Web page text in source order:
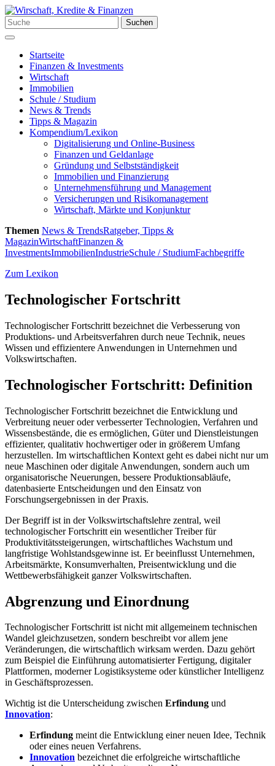
Zum
Inhalt
springen
Suchen
nach:
Suchen
Menü
Startseite
Finanzen & Investments
Wirtschaft
Immobilien
Schule / Studium
News & Trends
Tipps & Magazin
Kompendium/Lexikon
Digitalisierung und Online-Business
Finanzen und Geldanlage
Gründung und Selbstständigkeit
Immobilien und Finanzierung
Unternehmensführung und Management
Versicherungen und Risikomanagement
Wirtschaft, Märkte und Konjunktur
Themen News & TrendsRatgeber, Tipps &
MagazinWirtschaftFinanzen &
InvestmentsImmobilienIndustrieSchule / StudiumFachbegriffe
Zum Lexikon
Technologischer Fortschritt
Technologischer Fortschritt bezeichnet die Verbesserung von
Produktions- und Arbeitsverfahren durch neue Technik, neues
Wissen und effizientere Anwendungen in Unternehmen und
Volkswirtschaften.
Technologischer Fortschritt: Definition
Technologischer Fortschritt bezeichnet die Entwicklung und
Verbreitung neuer oder verbesserter Technologien, Verfahren und
Wissensbestände, die es ermöglichen, Güter und Dienstleistungen
effizienter, qualitativ hochwertiger oder in größerem Umfang
herzustellen. Im wirtschaftlichen Kontext geht es dabei nicht nur um
neue Maschinen oder digitale Anwendungen, sondern auch um
organisatorische Neuerungen, bessere Produktionsabläufe,
datenbasierte Entscheidungen und den Einsatz von
Forschungsergebnissen in der Praxis.
Der Begriff ist in der Volkswirtschaftslehre zentral, weil
technologischer Fortschritt ein wesentlicher Treiber für
Produktivitätssteigerungen, wirtschaftliches Wachstum und
langfristige Wohlstandsgewinne ist. Er beeinflusst Unternehmen,
Arbeitsmärkte, Konsumverhalten, Preisentwicklung und die
Wettbewerbsfähigkeit ganzer Volkswirtschaften.
Abgrenzung und Einordnung
Technologischer Fortschritt ist nicht mit allgemeinem technischen
Wandel gleichzusetzen, sondern beschreibt vor allem jene
Veränderungen, die wirtschaftlich wirksam werden. Dazu gehört
zum Beispiel die Einführung automatisierter Fertigung, digitaler
Plattformen, moderner Logistiksysteme oder künstlicher Intelligenz
in Geschäftsprozessen.
Wichtig ist die Unterscheidung zwischen Erfindung und
Innovation:
Erfindung meint die Entwicklung einer neuen Idee, Technik
oder eines neuen Verfahrens.
Innovation bezeichnet die erfolgreiche wirtschaftliche